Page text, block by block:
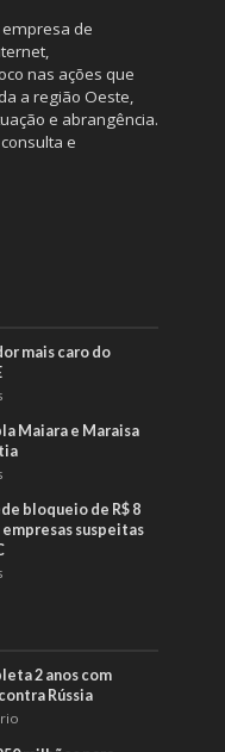
empresa de
nas ações que
a região Oeste,
e abrangência.
e
mais caro do
Maiara e Maraisa
bloqueio de R$ 8
suspeitas
2 anos com
Rússia